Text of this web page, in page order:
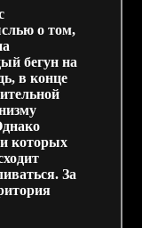
о том,
бегун на
в конце
которых
За